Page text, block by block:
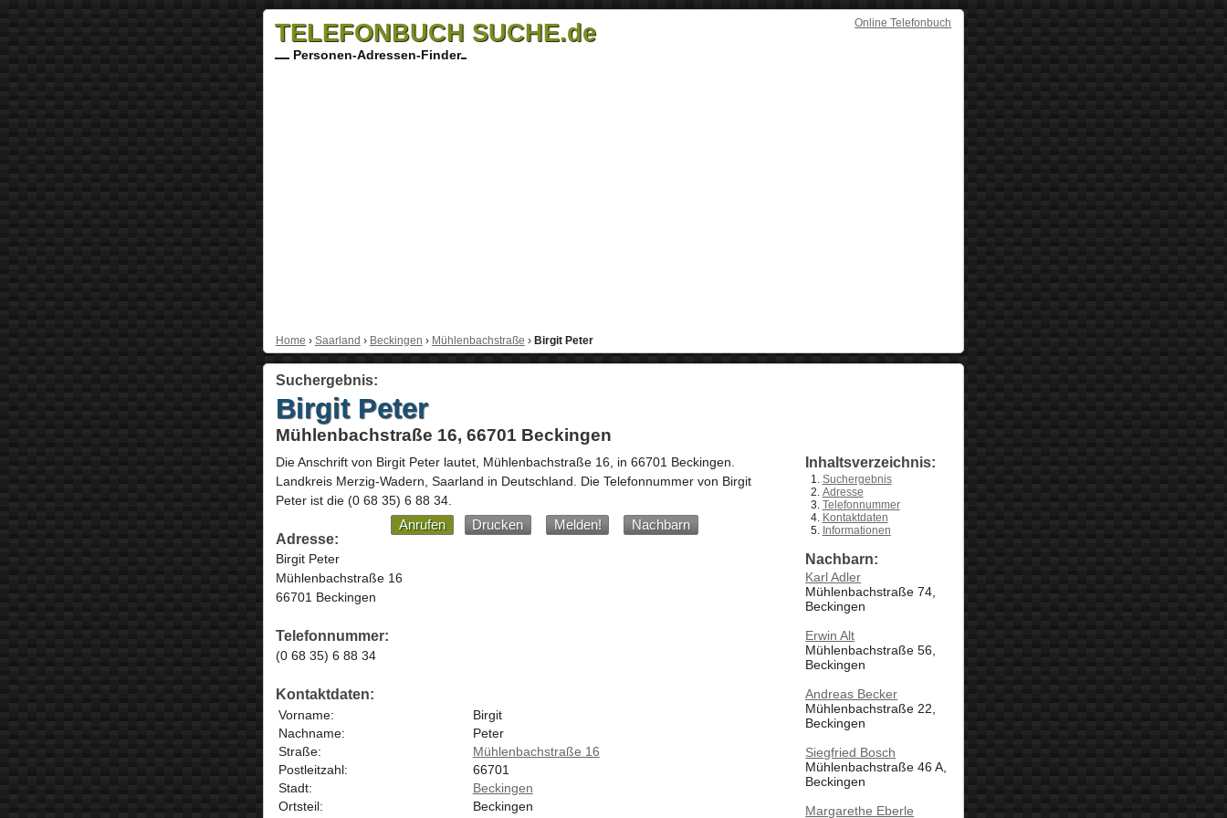
Online Telefonbuch
TELEFONBUCH SUCHE.de
Personen-Adressen-Finder
Home › Saarland › Beckingen › Mühlenbachstraße › Birgit Peter
Suchergebnis:
Birgit Peter
Mühlenbachstraße 16, 66701 Beckingen
Die Anschrift von Birgit Peterlautet, Mühlenbachstraße 16 , in 66701 Beckingen
Landkreis Merzig-Wadern, Saarland in Deutschland
Die Telefonnummer von Birgit
Peter ist die (0 68 35) 6 88 34.
Anrufen Drucken Melden!
Nachbarn
Adresse:
Birgit Peter
Mühlenbachstraße 16
66701 Beckingen
Telefonnummer:
(0 68 35) 6 88 34
Kontaktdaten:
Vorname:
Birgit
Nachname:
Peter
Straße:
Mühlenbachstraße 16
Postleitzahl:
66701
Stadt:
Beckingen
Ortsteil:
Beckingen
Inhaltsverzeichnis:
Suchergebnis
Adresse
Telefonnummer
Kontaktdaten
Informationen
Nachbarn:
Karl Adler
Mühlenbachstraße 74,
Beckingen
Erwin Alt
Mühlenbachstraße 56,
Beckingen
Andreas Becker
Mühlenbachstraße 22,
Beckingen
Siegfried Bosch
Mühlenbachstraße 46 A,
Beckingen
Margarethe Eberle